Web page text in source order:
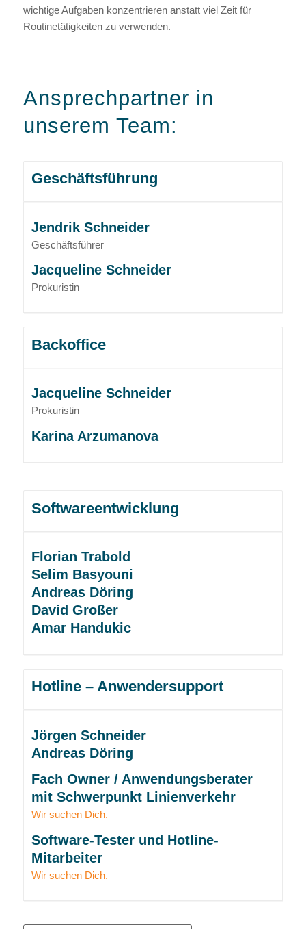
wichtige Aufgaben konzentrieren anstatt viel Zeit für
Routinetätigkeiten zu verwenden.
Ansprechpartner in
unserem Team:
Geschäftsführung
Jendrik Schneider
Geschäftsführer
Jacqueline Schneider
Prokuristin
Backoffice
Jacqueline Schneider
Prokuristin
Karina Arzumanova
Softwareentwicklung
Florian Trabold
Selim Basyouni
Andreas Döring
David Großer
Amar Handukic
Hotline – Anwendersupport
Jörgen Schneider
Andreas Döring
Fach Owner / Anwendungsberater
mit Schwerpunkt Linienverkehr
Wir suchen Dich.
Software-Tester und Hotline-
Mitarbeiter
Wir suchen Dich.